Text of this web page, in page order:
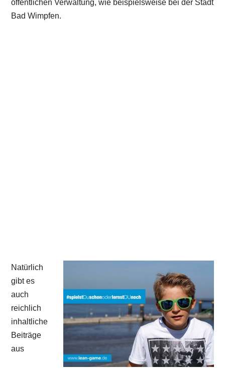
öffentlichen Verwaltung, wie beispielsweise bei der Stadt
Bad Wimpfen.
Natürlich
gibt es
auch
reichlich
inhaltliche
Beiträge
aus